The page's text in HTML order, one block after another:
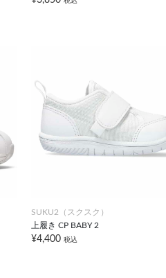
SUKU2（スクスク）
上履き CP BABY 2
¥4,400 税込